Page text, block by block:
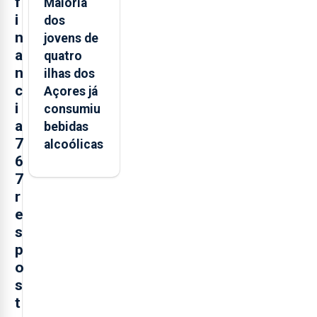
i
n
a
n
c
i
a
7
6
7
r
e
s
p
o
s
t
Maioria
dos
jovens de
quatro
ilhas dos
Açores já
consumiu
bebidas
alcoólicas